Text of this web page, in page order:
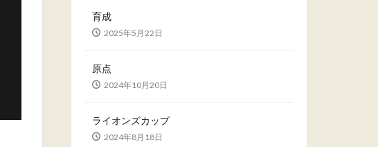
育成
2025年5月22日
原点
2024年10月20日
ライオンズカップ
2024年8月18日